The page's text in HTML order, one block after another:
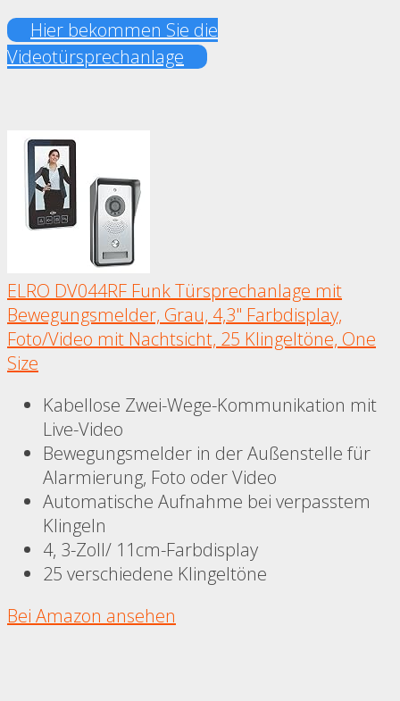
Hier bekommen Sie die
Videotürsprechanlage
ELRO DV044RF Funk Türsprechanlage mit
Bewegungsmelder, Grau, 4,3" Farbdisplay,
Foto/Video mit Nachtsicht, 25 Klingeltöne, One
Size
Kabellose Zwei-Wege-Kommunikation mit
Live-Video
Bewegungsmelder in der Außenstelle für
Alarmierung, Foto oder Video
Automatische Aufnahme bei verpasstem
Klingeln
4, 3-Zoll/ 11cm-Farbdisplay
25 verschiedene Klingeltöne
Bei Amazon ansehen